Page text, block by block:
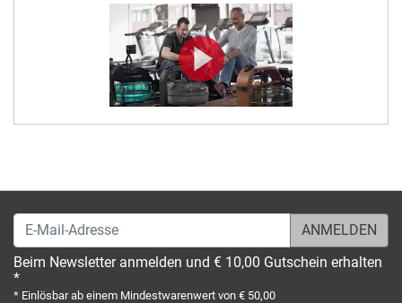
E-Mail-Adresse
Beim Newsletter anmelden und € 10,00 Gutschein erhalten
*
* Einlösbar ab einem Mindestwarenwert von € 50,00